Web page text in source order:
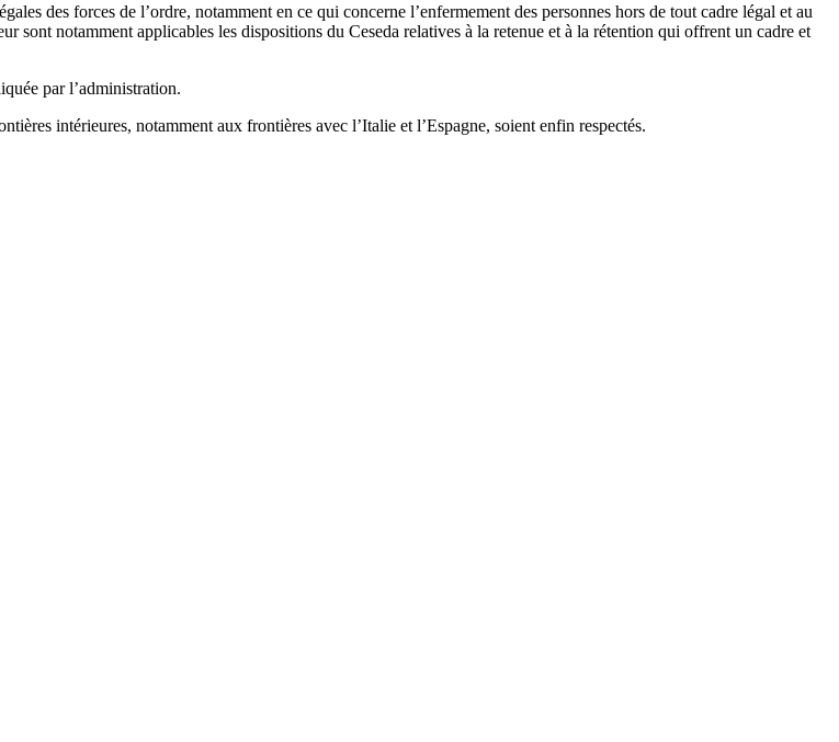
des forces de l’ordre, notamment en ce qui concerne l’enfermement des personnes hors de tout cadre légal et au
sont notamment applicables les dispositions du Ceseda relatives à la retenue et à la rétention qui offrent un cadre et
par l’administration.
intérieures, notamment aux frontières avec l’Italie et l’Espagne, soient enfin respectés.